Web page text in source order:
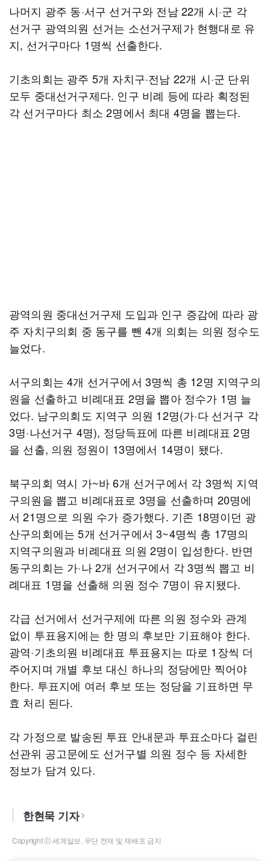
나머지 광주 동·서구 선거구와 전남 22개 시·군 각
선거구 광역의원 선거는 소선거구제가 현행대로 유
지, 선거구마다 1명씩 선출한다.
기초의회는 광주 5개 자치구·전남 22개 시·군 단위
모두 중대선거구제다. 인구 비례 등에 따라 획정된
각 선거구마다 최소 2명에서 최대 4명을 뽑는다.
광역의원 중대선거구제 도입과 인구 증감에 따라 광
주 자치구의회 중 동구를 뺀 4개 의회는 의원 정수도
늘었다.
서구의회는 4개 선거구에서 3명씩 총 12명 지역구의
원을 선출하고 비례대표 2명을 뽑아 정수가 1명 늘
었다. 남구의회도 지역구 의원 12명(가·다 선거구 각
3명·나선거구 4명), 정당득표에 따른 비례대표 2명
을 선출, 의원 정원이 13명에서 14명이 됐다.
북구의회 역시 가~바 6개 선거구에서 각 3명씩 지역
구의원을 뽑고 비례대표로 3명을 선출하며 20명에
서 21명으로 의원 수가 증가했다. 기존 18명이던 광
산구의회에는 5개 선거구에서 3~4명씩 총 17명의
지역구의원과 비례대표 의원 2명이 입성한다. 반면
동구의회는 가·나 2개 선거구에서 각 3명씩 뽑고 비
례대표 1명을 선출해 의원 정수 7명이 유지됐다.
각급 선거에서 선거구제에 따른 의원 정수와 관계
없이 투표용지에는 한 명의 후보만 기표해야 한다.
광역·기초의원 비례대표 투표용지는 따로 1장씩 더
주어지며 개별 후보 대신 하나의 정당에만 찍어야
한다. 투표지에 여러 후보 또는 정당을 기표하면 무
효 처리 된다.
각 가정으로 발송된 투표 안내문과 투표소마다 걸린
선관위 공고문에도 선거구별 의원 정수 등 자세한
정보가 담겨 있다.
한현묵 기자
Copyright ⓒ 세계일보. 무단 전재 및 재배포 금지